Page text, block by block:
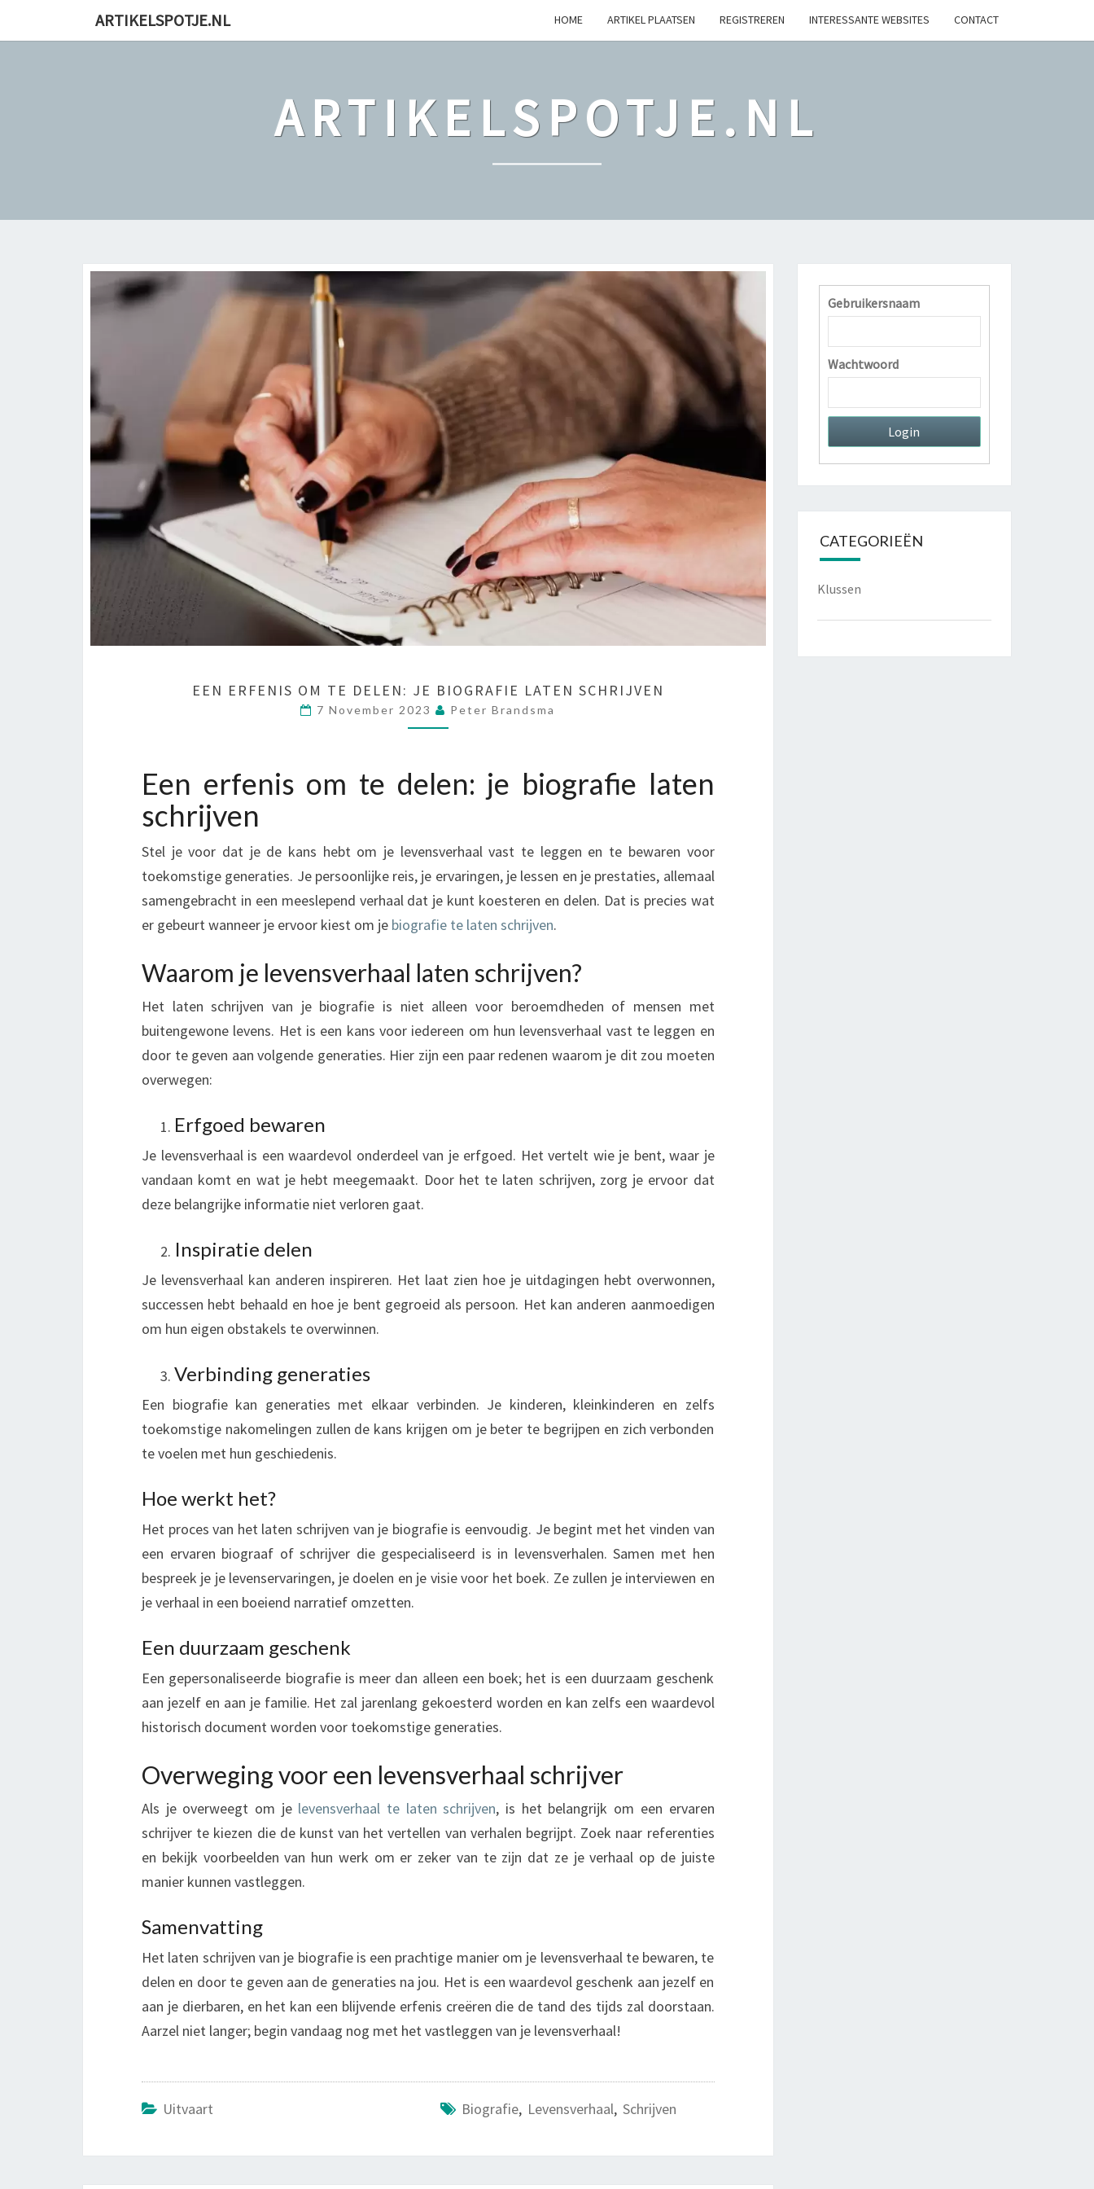
ARTIKELSPOTJE.NL HOME ARTIKEL PLAATSEN REGISTREREN INTERESSANTE WEBSITES CONTACT
ARTIKELSPOTJE.NL
E
E
N
I
S
O
T
D
L
E
N
:
E
B
I
O
G
F
I
E
L
E
N
S
H
I
J
N
EEN ERFENIS OM TE DELEN: JE BIOGRAFIE LATEN SCHRIJVEN
7 November 2023 Peter Brandsma
Een erfenis om te delen: je biografie laten
schrijven
Stel je voor dat je de kans hebt om je levensverhaal vast te leggen en te bewaren voor
toekomstige generaties. Je persoonlijke reis, je ervaringen, je lessen en je prestaties, allemaal
samengebracht in een meeslepend verhaal dat je kunt koesteren en delen. Dat is precies wat
er gebeurt wanneer je ervoor kiest om je biografie te laten schrijven.
Waarom je levensverhaal laten schrijven?
Het laten schrijven van je biografie is niet alleen voor beroemdheden of mensen met
buitengewone levens. Het is een kans voor iedereen om hun levensverhaal vast te leggen en
door te geven aan volgende generaties. Hier zijn een paar redenen waarom je dit zou moeten
overwegen:
Erfgoed bewaren
Je levensverhaal is een waardevol onderdeel van je erfgoed. Het vertelt wie je bent, waar je
vandaan komt en wat je hebt meegemaakt. Door het te laten schrijven, zorg je ervoor dat
deze belangrijke informatie niet verloren gaat.
Inspiratie delen
Je levensverhaal kan anderen inspireren. Het laat zien hoe je uitdagingen hebt overwonnen,
successen hebt behaald en hoe je bent gegroeid als persoon. Het kan anderen aanmoedigen
om hun eigen obstakels te overwinnen.
Verbinding generaties
Een biografie kan generaties met elkaar verbinden. Je kinderen, kleinkinderen en zelfs
toekomstige nakomelingen zullen de kans krijgen om je beter te begrijpen en zich verbonden
te voelen met hun geschiedenis.
Hoe werkt het?
Het proces van het laten schrijven van je biografie is eenvoudig. Je begint met het vinden van
een ervaren biograaf of schrijver die gespecialiseerd is in levensverhalen. Samen met hen
bespreek je je levenservaringen, je doelen en je visie voor het boek. Ze zullen je interviewen en
je verhaal in een boeiend narratief omzetten.
Een duurzaam geschenk
Een gepersonaliseerde biografie is meer dan alleen een boek; het is een duurzaam geschenk
aan jezelf en aan je familie. Het zal jarenlang gekoesterd worden en kan zelfs een waardevol
historisch document worden voor toekomstige generaties.
Overweging voor een levensverhaal schrijver
Als je overweegt om je levensverhaal te laten schrijven, is het belangrijk om een ervaren
schrijver te kiezen die de kunst van het vertellen van verhalen begrijpt. Zoek naar referenties
en bekijk voorbeelden van hun werk om er zeker van te zijn dat ze je verhaal op de juiste
manier kunnen vastleggen.
Samenvatting
Het laten schrijven van je biografie is een prachtige manier om je levensverhaal te bewaren, te
delen en door te geven aan de generaties na jou. Het is een waardevol geschenk aan jezelf en
aan je dierbaren, en het kan een blijvende erfenis creëren die de tand des tijds zal doorstaan.
Aarzel niet langer; begin vandaag nog met het vastleggen van je levensverhaal!
Uitvaart Biografie, Levensverhaal, Schrijven
Gebruikersnaam
Wachtwoord
CATEGORIEËN
Klussen